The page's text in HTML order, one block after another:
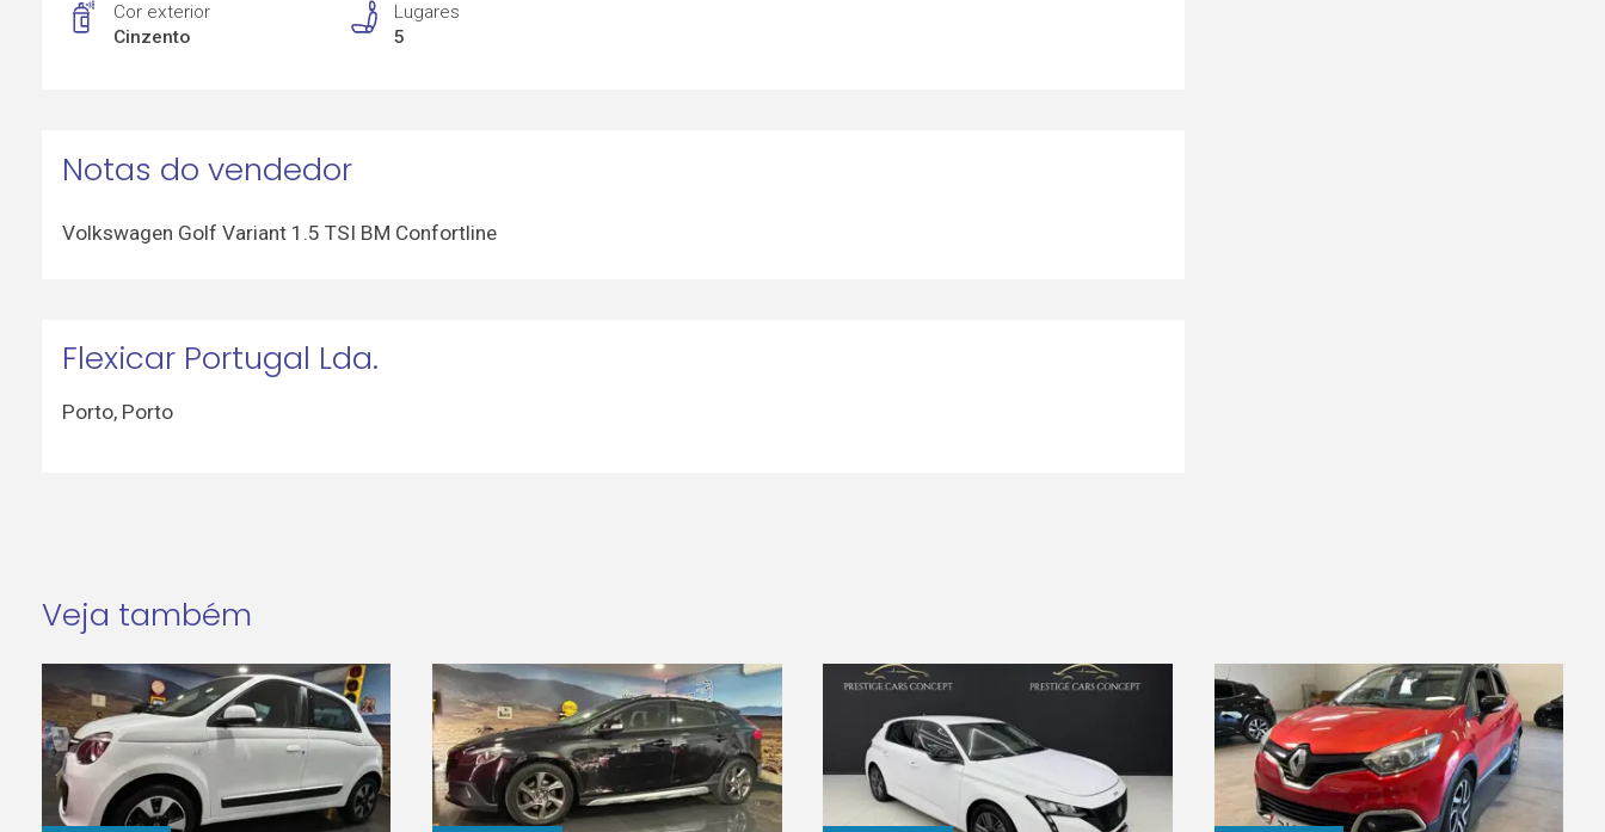
Cor exterior
Cinzento
Lugares
5
Notas do vendedor
Volkswagen Golf Variant 1.5 TSI BM Confortline
Flexicar Portugal Lda.
Porto, Porto
Veja também